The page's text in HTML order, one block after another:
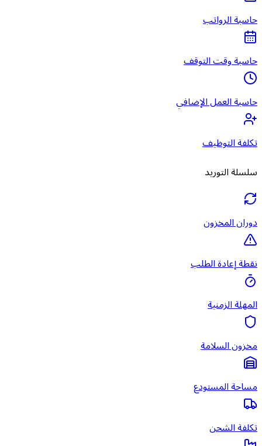
حاسبة الرواتب
حاسبة وقت التوقف
حاسبة العمل الإضافي
تكلفة التوظيف
سلسلة التوريد
دوران المخزون
نقطة إعادة الطلب
المهلة الزمنية
مخزون السلامة
مساحة المستودع
تكلفة الشحن